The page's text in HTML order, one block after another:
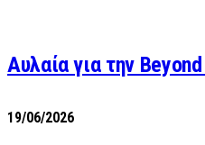
Αυλαία για την
19/06/2026